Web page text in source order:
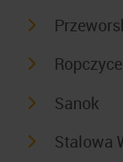
Ropczyce
Sanok
Stalowa